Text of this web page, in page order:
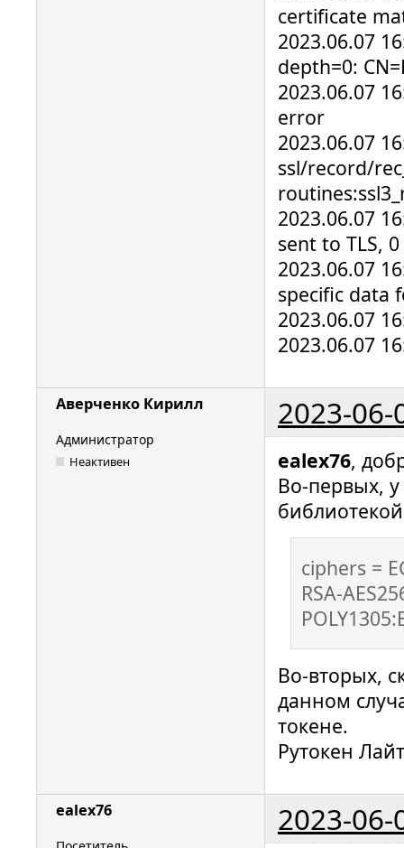
certificate
2023.06.07
depth=0:
2023.06.07
error
2023.06.07
ssl/record/
2023.06.07
sent to TLS,
2023.06.07
specific data
2023.06.07
2023.06.07
Аверченко Кирилл 2023-06-
Администратор
Неактивен ealex76,
Во-первых,
ciphers =
RSA-
Во-вторых,
данном
токене.
Рутокен
ealex76 2023-06-